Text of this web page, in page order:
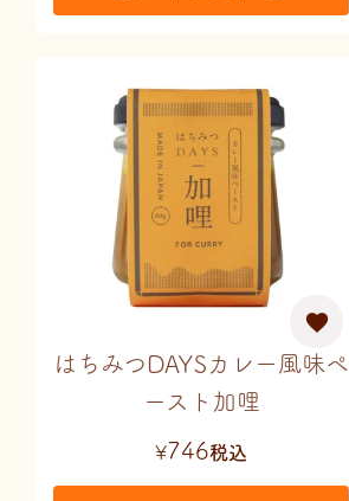
はちみつDAYSカレー風味ペ
ースト加哩
¥746税込